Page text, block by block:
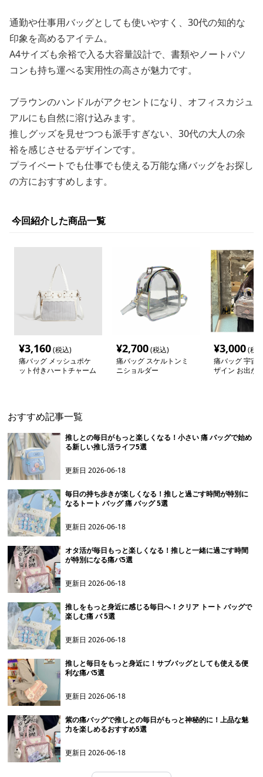
通勤や仕事用バッグとしても使いやすく、30代の知的な
印象を高めるアイテム。
A4サイズも余裕で入る大容量設計で、書類やノートパソ
コンも持ち運べる実用性の高さが魅力です。
ブラウンのハンドルがアクセントになり、オフィスカジュ
アルにも自然に溶け込みます。
推しグッズを見せつつも派手すぎない、30代の大人の余
裕を感じさせるデザインです。
プライベートでも仕事でも使える万能な痛バッグをお探し
の方におすすめします。
今回紹介した商品一覧
¥3,160(税込)
痛バッグ メッシュポケ
ット付きハートチャーム
¥2,700(税込)
痛バッグ スケルトンミ
ニショルダー
¥3,000(税
痛バッグ 宇宙
ザイン お出か
おすすめ記事一覧
推しとの毎日がもっと楽しくなる！小さい 痛 バッグで始め
る新しい推し活ライフ5選
更新日2026-06-18
毎日の持ち歩きが楽しくなる！推しと過ごす時間が特別に
なるトート バッグ 痛 バッグ 5選
更新日2026-06-18
オタ活が毎日もっと楽しくなる！推しと一緒に過ごす時間
が特別になる痛バ5選
更新日2026-06-18
推しをもっと身近に感じる毎日へ！クリア トート バッグで
楽しむ痛 バ 5選
更新日2026-06-18
推しと毎日をもっと身近に！サブバッグとしても使える便
利な痛バ5選
更新日2026-06-18
紫の痛バッグで推しとの毎日がもっと神秘的に！上品な魅
力を楽しめるおすすめ5選
更新日2026-06-18